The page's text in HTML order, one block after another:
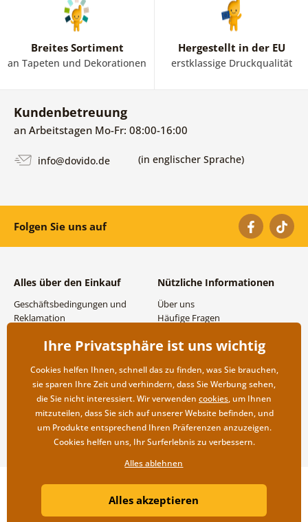
Breites Sortiment
an Tapeten und Dekorationen
Hergestellt in der EU
erstklassige Druckqualität
Kundenbetreuung
an Arbeitstagen Mo-Fr: 08:00-16:00
info@dovido.de (in englischer Sprache)
Folgen Sie uns auf
Alles über den Einkauf
Geschäftsbedingungen und
Reklamation
Versand- und
Rücksendung der Ware
Nützliche Informationen
Über uns
Häufige Fragen
Großhandel und
Copyright ©2019 © Dovido.at.
Litvanyi.sk| Online-Shop erstellt von
Ihre Privatsphäre ist uns wichtig
Cookies helfen Ihnen, schnell das zu finden, was Sie brauchen,
sie sparen Ihre Zeit und verhindern, dass Sie Werbung sehen,
die Sie nicht interessiert. Wir verwenden cookies, um Ihnen
mitzuteilen, dass Sie sich auf unserer Website befinden, und
um Produkte entsprechend Ihren Präferenzen anzuzeigen.
Cookies helfen uns, Ihr Surferlebnis zu verbessern.
Alles ablehnen
Alles akzeptieren